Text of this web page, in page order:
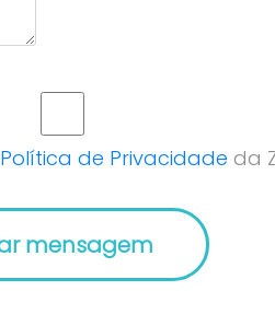
Política de Privacidade da